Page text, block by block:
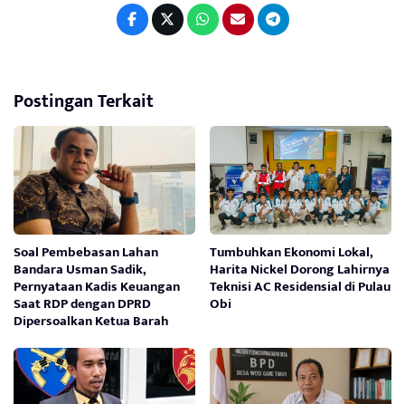
Postingan Terkait
Soal Pembebasan Lahan
Bandara Usman Sadik,
Pernyataan Kadis Keuangan
Saat RDP dengan DPRD
Dipersoalkan Ketua Barah
Tumbuhkan Ekonomi Lokal,
Harita Nickel Dorong Lahirnya
Teknisi AC Residensial di Pulau
Obi